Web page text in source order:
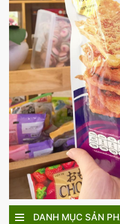
DANH MỤC SẢN